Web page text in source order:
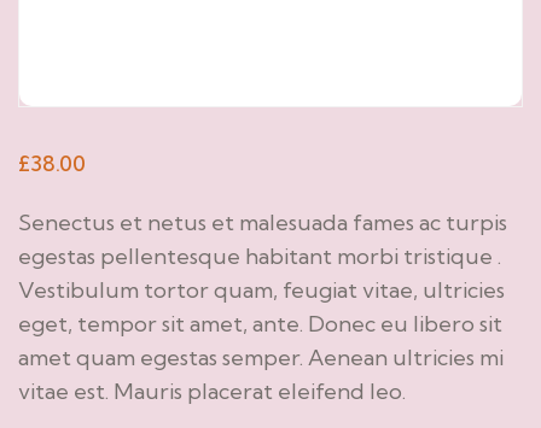
£38.00
Senectus et netus et malesuada fames ac turpis
egestas pellentesque habitant morbi tristique .
Vestibulum tortor quam, feugiat vitae, ultricies
eget, tempor sit amet, ante. Donec eu libero sit
amet quam egestas semper. Aenean ultricies mi
vitae est. Mauris placerat eleifend leo.